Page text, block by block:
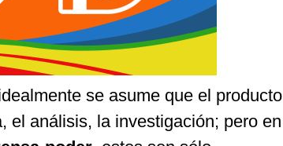
se asume que el producto
el análisis, la investigación; pero en